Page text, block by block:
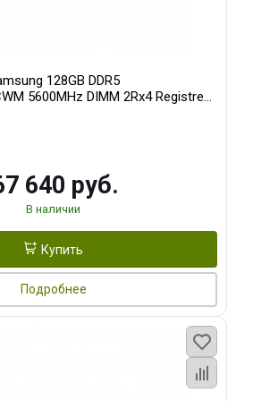
128GB DDR5
5600MHz DIMM 2Rx4 Registred
640 руб.
В наличии
Купить
Подробнее